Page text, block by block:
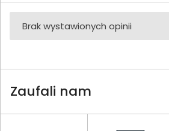
Brak wystawionych opinii
Zaufali nam